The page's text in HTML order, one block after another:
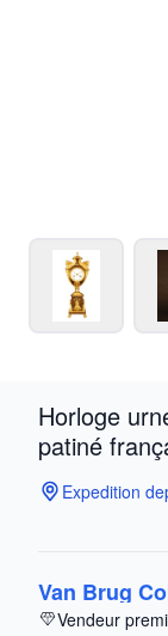
Horloge
patiné
Expedition
Van Brug
Vendeur